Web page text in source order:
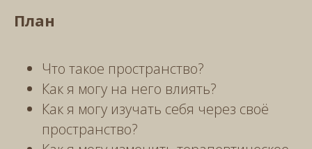
План
Что такое пространство?
Как я могу на него влиять?
Как я могу изучать себя через своё
пространство?